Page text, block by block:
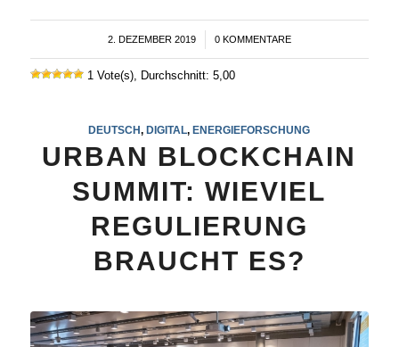
2. DEZEMBER 2019
/ 0 KOMMENTARE
1 Vote(s), Durchschnitt: 5,00
DEUTSCH,DIGITAL,ENERGIEFORSCHUNG
URBAN BLOCKCHAIN
SUMMIT: WIEVIEL
REGULIERUNG
BRAUCHT ES?